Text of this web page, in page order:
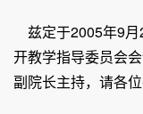
兹定于2005年9月
开教学指导委员会
副院长主持，请各